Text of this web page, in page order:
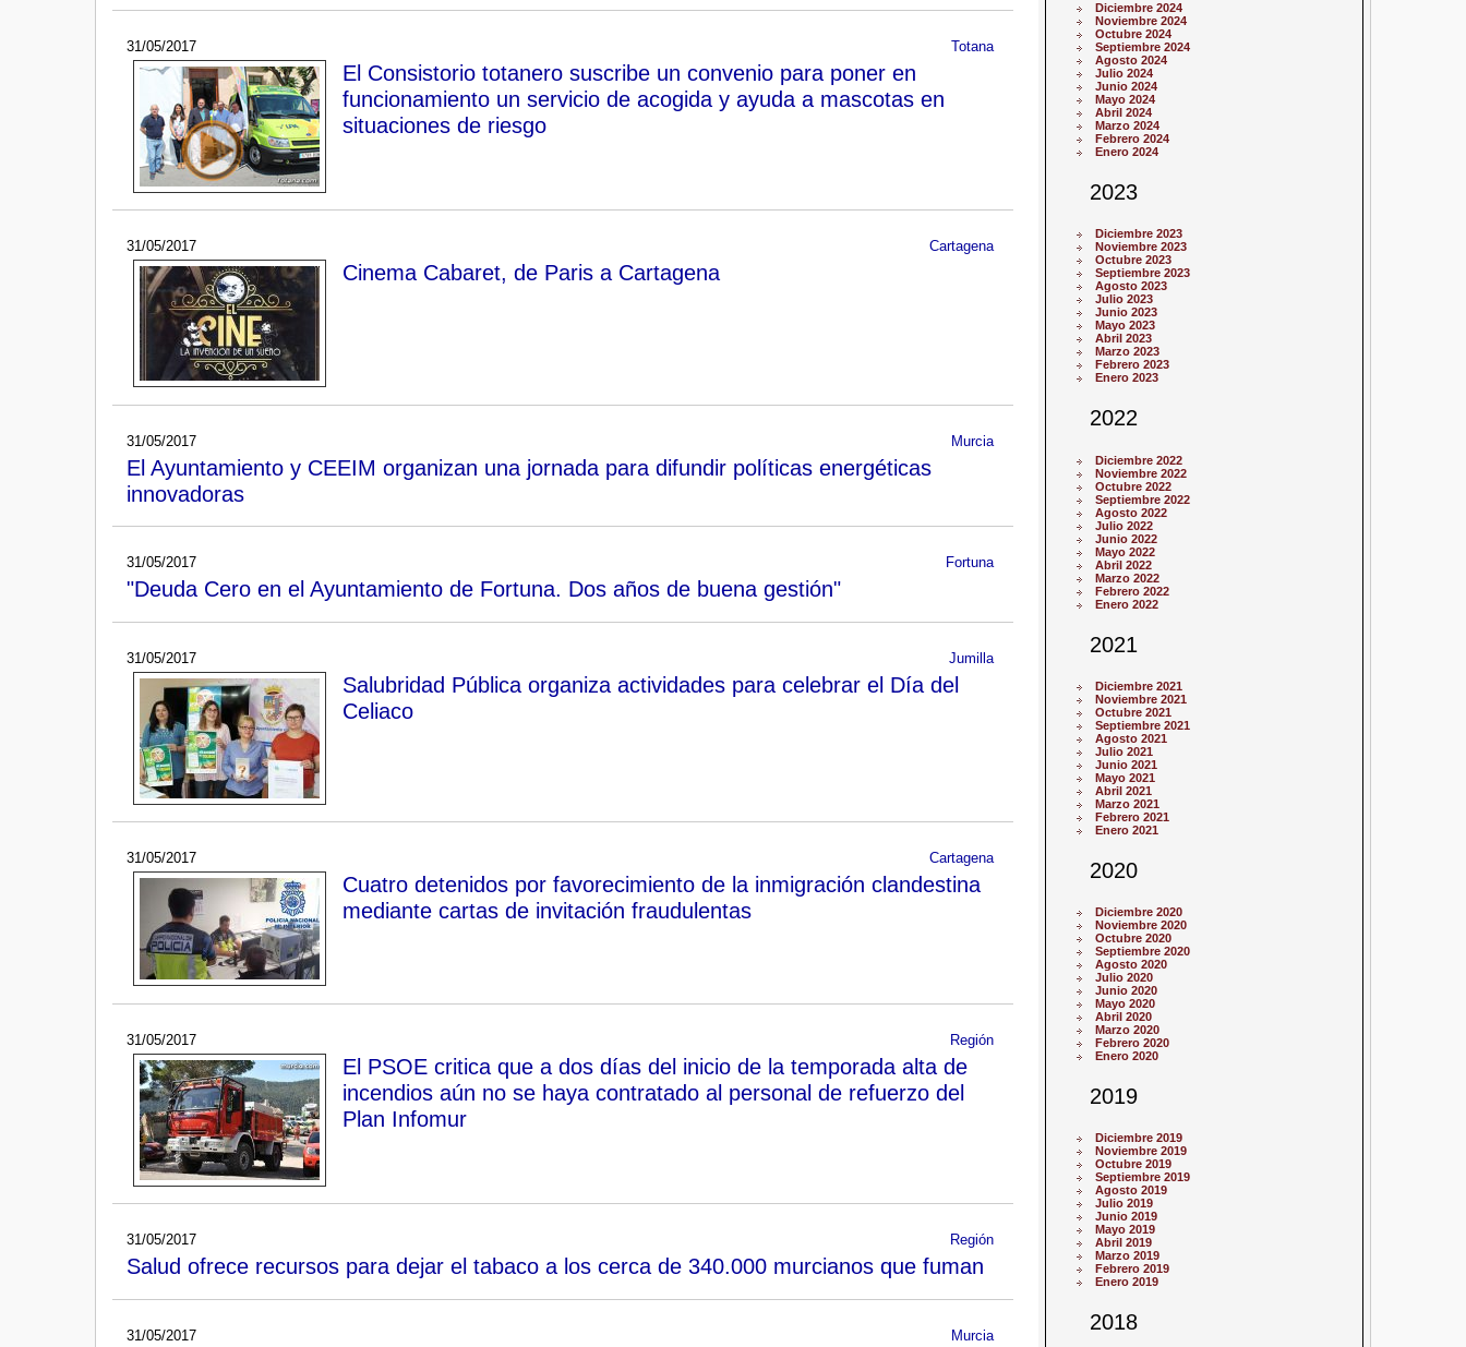
31/05/2017 Totana
El Consistorio totanero suscribe un convenio para poner en
funcionamiento un servicio de acogida y ayuda a mascotas en
situaciones de riesgo
31/05/2017 Cartagena
Cinema Cabaret, de Paris a Cartagena
31/05/2017 Murcia
El Ayuntamiento y CEEIM organizan una jornada para difundir políticas energéticas
innovadoras
31/05/2017 Fortuna
"Deuda Cero en el Ayuntamiento de Fortuna. Dos años de buena gestión"
31/05/2017 Jumilla
Salubridad Pública organiza actividades para celebrar el Día del
Celiaco
31/05/2017 Cartagena
Cuatro detenidos por favorecimiento de la inmigración clandestina
mediante cartas de invitación fraudulentas
31/05/2017 Región
El PSOE critica que a dos días del inicio de la temporada alta de
incendios aún no se haya contratado al personal de refuerzo del
Plan Infomur
31/05/2017 Región
Salud ofrece recursos para dejar el tabaco a los cerca de 340.000 murcianos que fuman
31/05/2017 Murcia
Diciembre 2024
Noviembre 2024
Octubre 2024
Septiembre 2024
Agosto 2024
Julio 2024
Junio 2024
Mayo 2024
Abril 2024
Marzo 2024
Febrero 2024
Enero 2024
2023
Diciembre 2023
Noviembre 2023
Octubre 2023
Septiembre 2023
Agosto 2023
Julio 2023
Junio 2023
Mayo 2023
Abril 2023
Marzo 2023
Febrero 2023
Enero 2023
2022
Diciembre 2022
Noviembre 2022
Octubre 2022
Septiembre 2022
Agosto 2022
Julio 2022
Junio 2022
Mayo 2022
Abril 2022
Marzo 2022
Febrero 2022
Enero 2022
2021
Diciembre 2021
Noviembre 2021
Octubre 2021
Septiembre 2021
Agosto 2021
Julio 2021
Junio 2021
Mayo 2021
Abril 2021
Marzo 2021
Febrero 2021
Enero 2021
2020
Diciembre 2020
Noviembre 2020
Octubre 2020
Septiembre 2020
Agosto 2020
Julio 2020
Junio 2020
Mayo 2020
Abril 2020
Marzo 2020
Febrero 2020
Enero 2020
2019
Diciembre 2019
Noviembre 2019
Octubre 2019
Septiembre 2019
Agosto 2019
Julio 2019
Junio 2019
Mayo 2019
Abril 2019
Marzo 2019
Febrero 2019
Enero 2019
2018